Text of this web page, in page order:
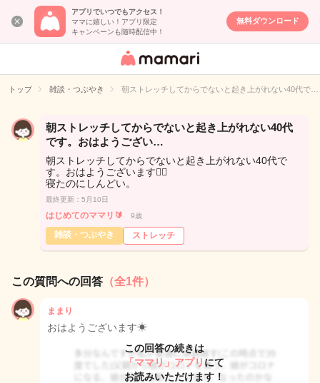
アプリでいつでもアクセス！
ママに嬉しい！アプリ限定
キャンペーンも随時配信中！
無料ダウンロード
女性専用匿名QA
イト
トップ 雑談・つぶやき 朝ストレッチしてからでないと起き上がれない40代で…
朝ストレッチしてからでないと起き上がれない40代
です。おはようござい…
朝ストレッチしてからでないと起き上がれない40代で
す。おはようございます😮‍💨
寝たのにしんどい。
最終更新：5月10日
はじめてのママリ🔰 9歳
雑談・つぶやき ストレッチ
この質問への回答 （全1件）
ままり
おはようございます☀
この回答の続きは
「ママリ」アプリ にて
お読みいただけます！